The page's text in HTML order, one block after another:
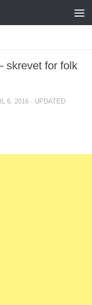
skrevet for folk
6, 2016 · UPDATED